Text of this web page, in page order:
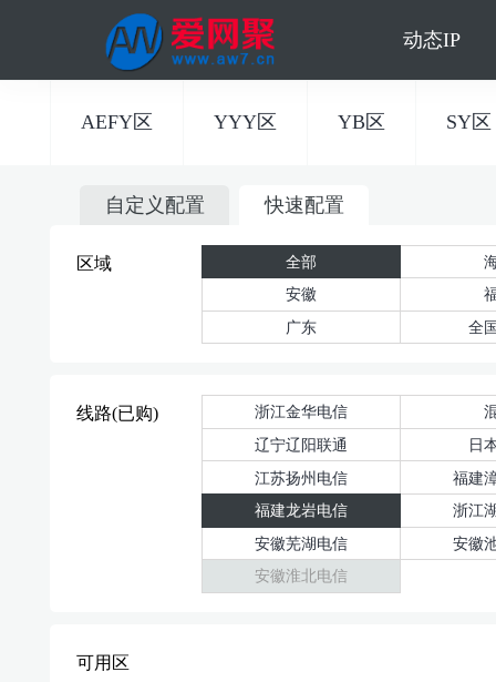
动态IP
AEFY区 YYY区 YB区 SY区
自定义配置 快速配置
区域 全部
安徽
广东
全
线路(已购) 浙江金华电信
辽宁辽阳联通
日
江苏扬州电信
福建
福建龙岩电信
浙江
安徽芜湖电信
安徽
安徽淮北电信
可用区